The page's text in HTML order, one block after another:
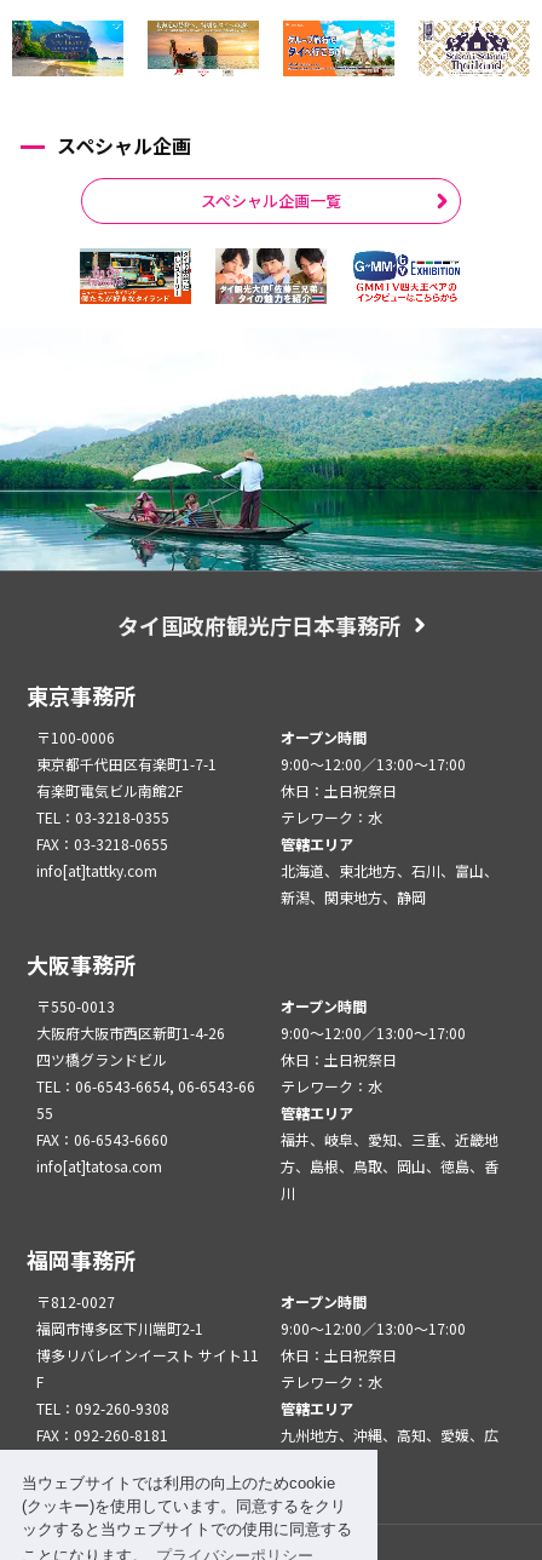
当ウェブサイトでは利用の向上のためcookie
(クッキー)を使用しています。同意するをクリ
ックすると当ウェブサイトでの使用に同意する
ことになります。
プライバシーポリシー
スペシャル企画
スペシャル企画一覧
タイ国政府観光庁日本事務所
東京事務所
〒100-0006
東京都千代田区有楽町1-7-1
有楽町電気ビル南館2F
TEL：03-3218-0355
FAX：03-3218-0655
info[at]tattky.com
オープン時間
9:00～12:00／13:00～17:00
休日：土日祝祭日
テレワーク：水
管轄エリア
北海道、東北地方、石川、富山、
新潟、関東地方、静岡
大阪事務所
〒550-0013
大阪府大阪市西区新町1-4-26
四ツ橋グランドビル
TEL：06-6543-6654, 06-6543-66
55
FAX：06-6543-6660
info[at]tatosa.com
オープン時間
9:00～12:00／13:00～17:00
休日：土日祝祭日
テレワーク：水
管轄エリア
福井、岐阜、愛知、三重、近畿地
方、島根、鳥取、岡山、徳島、香
川
福岡事務所
〒812-0027
福岡市博多区下川端町2-1
博多リバレインイースト サイト11
F
TEL：092-260-9308
FAX：092-260-8181
オープン時間
9:00～12:00／13:00～17:00
休日：土日祝祭日
テレワーク：水
管轄エリア
九州地方、沖縄、高知、愛媛、広